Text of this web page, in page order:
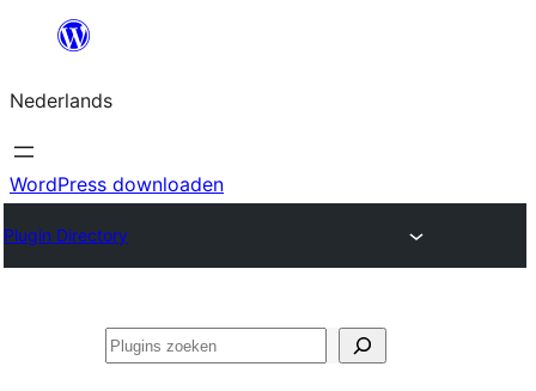
de
inhoud
Nederlands
WordPress downloaden
Plugin Directory
Zoeken